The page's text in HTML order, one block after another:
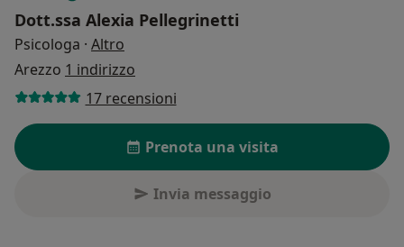
Dott.ssa Alexia Pellegrinetti
Psicologa · Altro
Arezzo 1 indirizzo
17 recensioni
Prenota una visita
Invia messaggio